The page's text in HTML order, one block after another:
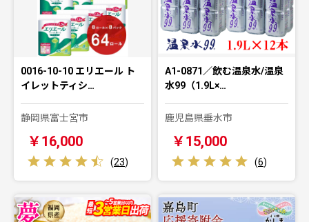
0016-10-10 エリエール ト
イレットティシ…
静岡県富士宮市
￥16,000
(23)
A1-0871／飲む温泉水/温泉
水99（1.9L×…
鹿児島県垂水市
￥15,000
(6)